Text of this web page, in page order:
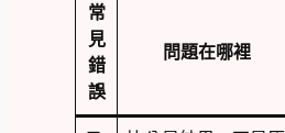
常
見
錯
誤
問題在哪裡